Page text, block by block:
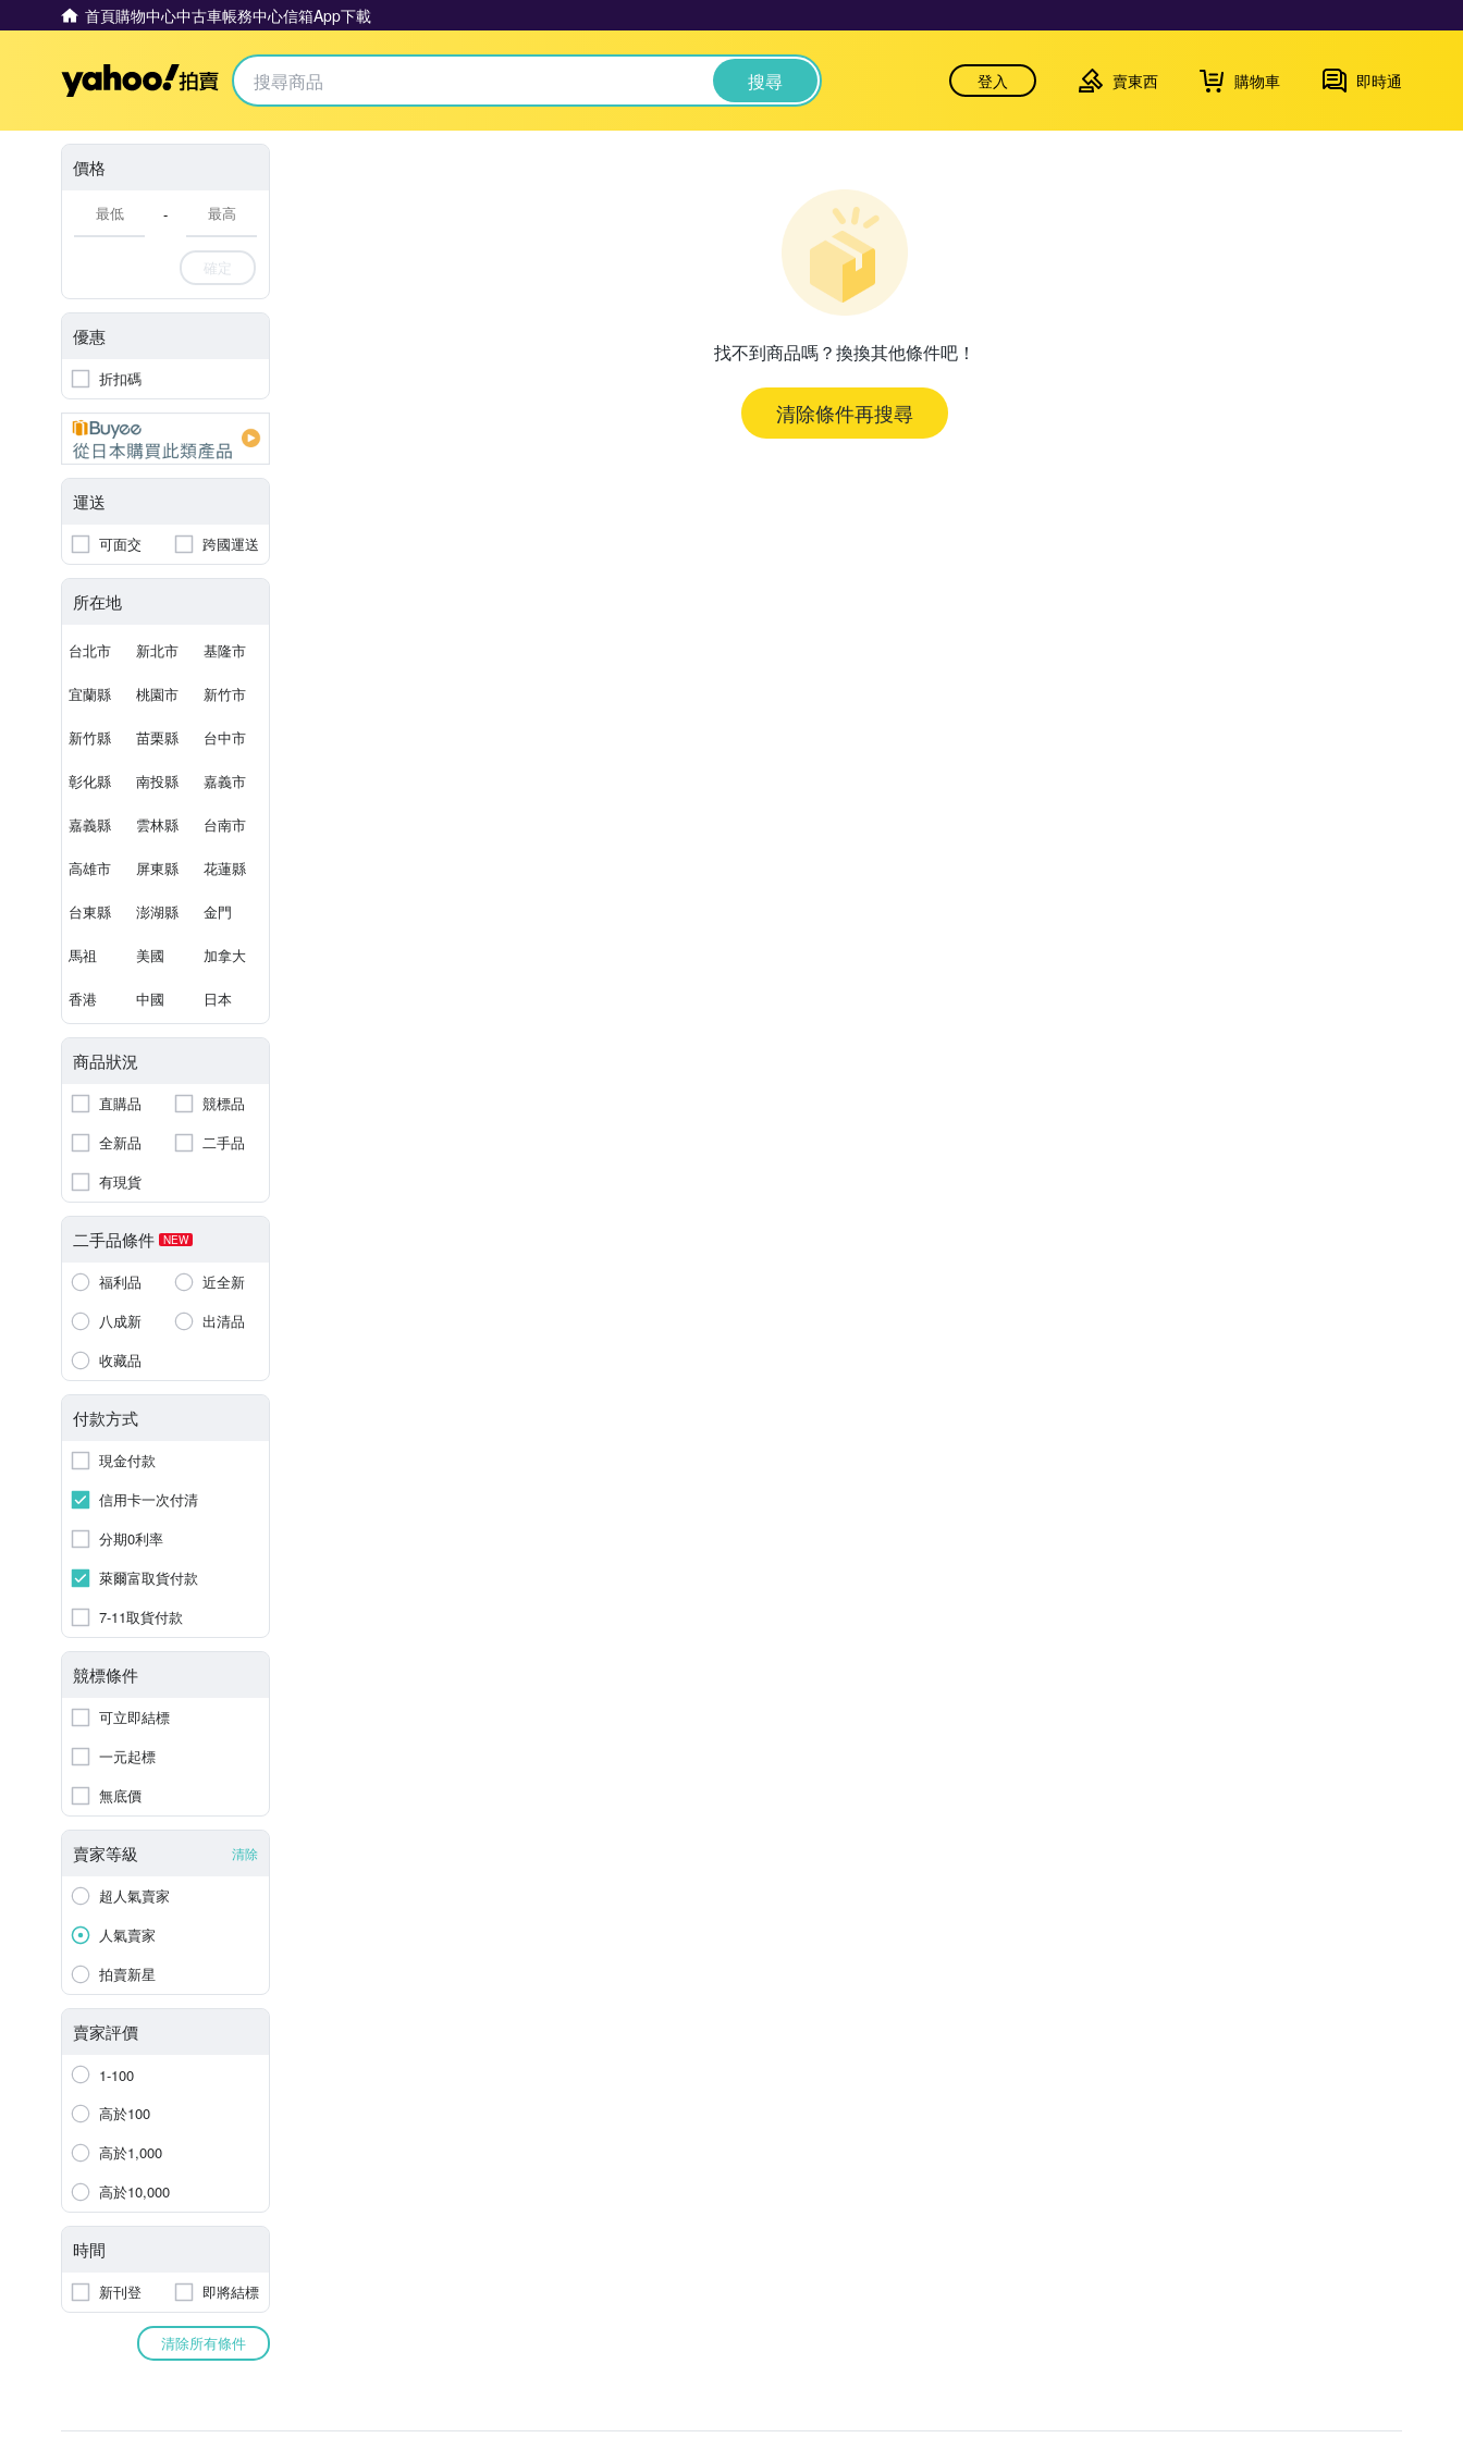
首頁購物中心中古車帳務中心信箱App下載
Yahoo拍賣 搜尋 登入 賣東西 購物車 即時通
價格
-
確定
優惠
折扣碼
運送
可面交 跨國運送
所在地
台北市 新北市 基隆市
宜蘭縣 桃園市 新竹市
新竹縣 苗栗縣 台中市
彰化縣 南投縣 嘉義市
嘉義縣 雲林縣 台南市
高雄市 屏東縣 花蓮縣
台東縣 澎湖縣 金門
馬祖 美國 加拿大
香港 中國 日本
商品狀況
直購品
競標品
全新品
二手品
有現貨
二手品條件 NEW
福利品
近全新
八成新
出清品
收藏品
付款方式
現金付款
信用卡一次付清
分期0利率
萊爾富取貨付款
7-11取貨付款
競標條件
可立即結標
一元起標
無底價
賣家等級 清除
超人氣賣家
人氣賣家
拍賣新星
賣家評價
1-100
高於100
高於1,000
高於10,000
時間
新刊登 即將結標
清除所有條件
找不到商品嗎？換換其他條件吧！
清除條件再搜尋